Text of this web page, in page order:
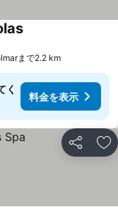
まで2.2 km
く
料金を表示
シェア お